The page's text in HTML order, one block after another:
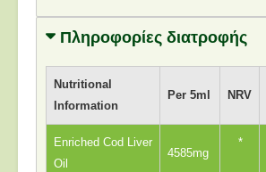
Πληροφορίες διατροφής
Nutritional
Information
Per 5ml NRV
Enriched Cod Liver
Oil
4585mg
*